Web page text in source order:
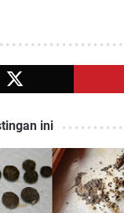
ini